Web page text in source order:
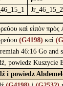
Jr_46_15_2
καὶ εἰπὸν πρὸς
(G4198) καὶ
46:16 Go
powiedz Kuszycie
i powiedz